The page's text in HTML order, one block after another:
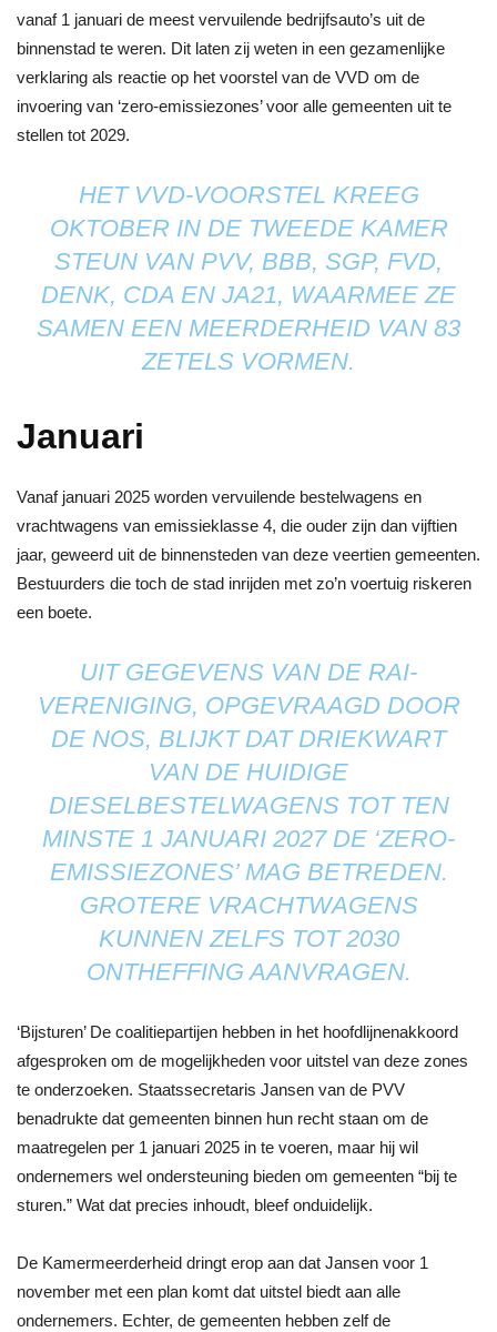
vanaf 1 januari de meest vervuilende bedrijfsauto’s uit de
binnenstad te weren. Dit laten zij weten in een gezamenlijke
verklaring als reactie op het voorstel van de VVD om de
invoering van ‘zero-emissiezones’ voor alle gemeenten uit te
stellen tot 2029.
HET VVD-VOORSTEL KREEG
OKTOBER IN DE TWEEDE KAMER
STEUN VAN PVV, BBB, SGP, FVD,
DENK, CDA EN JA21, WAARMEE ZE
SAMEN EEN MEERDERHEID VAN 83
ZETELS VORMEN.
Januari
Vanaf januari 2025 worden vervuilende bestelwagens en
vrachtwagens van emissieklasse 4, die ouder zijn dan vijftien
jaar, geweerd uit de binnensteden van deze veertien gemeenten.
Bestuurders die toch de stad inrijden met zo’n voertuig riskeren
een boete.
UIT GEGEVENS VAN DE RAI-
VERENIGING, OPGEVRAAGD DOOR
DE NOS, BLIJKT DAT DRIEKWART
VAN DE HUIDIGE
DIESELBESTELWAGENS TOT TEN
MINSTE 1 JANUARI 2027 DE ‘ZERO-
EMISSIEZONES’ MAG BETREDEN.
GROTERE VRACHTWAGENS
KUNNEN ZELFS TOT 2030
ONTHEFFING AANVRAGEN.
‘Bijsturen’ De coalitiepartijen hebben in het hoofdlijnenakkoord
afgesproken om de mogelijkheden voor uitstel van deze zones
te onderzoeken. Staatssecretaris Jansen van de PVV
benadrukte dat gemeenten binnen hun recht staan om de
maatregelen per 1 januari 2025 in te voeren, maar hij wil
ondernemers wel ondersteuning bieden om gemeenten “bij te
sturen.” Wat dat precies inhoudt, bleef onduidelijk.
De Kamermeerderheid dringt erop aan dat Jansen voor 1
november met een plan komt dat uitstel biedt aan alle
ondernemers. Echter, de gemeenten hebben zelf de